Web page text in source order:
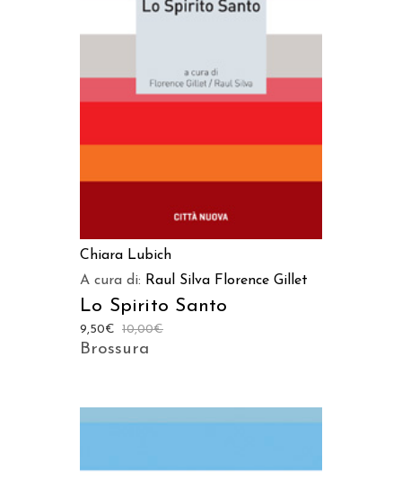
Chiara Lubich
A cura di: Raul Silva Florence Gillet
Lo Spirito Santo
10,00€
9,50€
Brossura